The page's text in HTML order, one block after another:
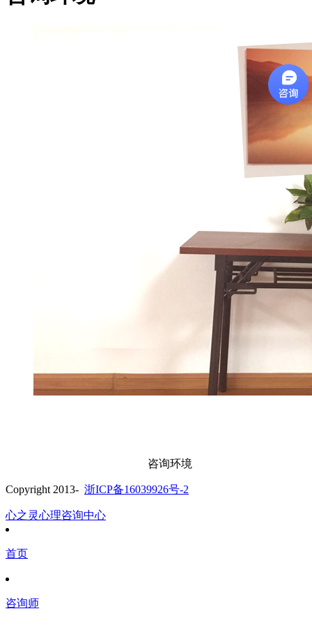
咨询环境
Copyright 2013- 浙ICP备16039926号-2
心之灵心理咨询中心
首页
咨询师